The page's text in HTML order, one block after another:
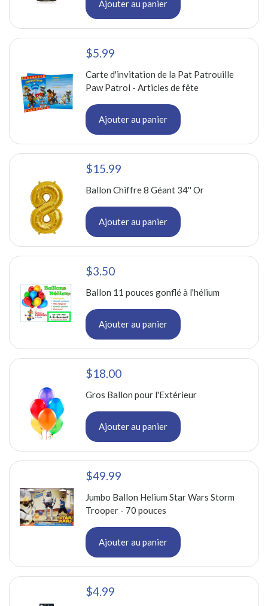
Ajouter au panier
$5.99
Carte d'invitation de la Pat Patrouille
Paw Patrol - Articles de fête
Ajouter au panier
$15.99
Ballon Chiffre 8 Géant 34'' Or
Ajouter au panier
$3.50
Ballon 11 pouces gonflé à l'hélium
Ajouter au panier
$18.00
Gros Ballon pour l'Extérieur
Ajouter au panier
$49.99
Jumbo Ballon Helium Star Wars Storm
Trooper - 70 pouces
Ajouter au panier
$4.99